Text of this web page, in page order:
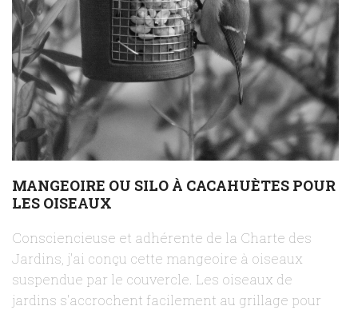
MANGEOIRE OU SILO À CACAHUÈTES POUR
LES OISEAUX
Consciencieuse et adhérente de la Charte des
Jardins, j'ai conçu cette mangeoire à oiseaux
suspendue par le couvercle. Les oiseaux de
jardins s'accrochent facilement au grillage pour